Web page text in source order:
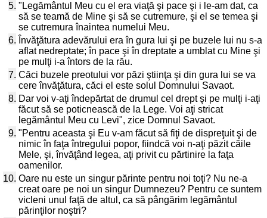
5. "Legământul Meu cu el era viaţă şi pace şi i le-am dat, ca
să se teamă de Mine şi să se cutremure, şi el se temea şi
se cutremura înaintea numelui Meu.
6. Învăţătura adevărului era în gura lui şi pe buzele lui nu s-a
aflat nedreptate; în pace şi în dreptate a umblat cu Mine şi
pe mulţi i-a întors de la rău.
7. Căci buzele preotului vor păzi ştiinţa şi din gura lui se va
cere învăţătura, căci el este solul Domnului Savaot.
8. Dar voi v-aţi îndepărtat de drumul cel drept şi pe mulţi i-aţi
făcut să se poticnească de la Lege. Voi aţi stricat
legământul Meu cu Levi", zice Domnul Savaot.
9. "Pentru aceasta şi Eu v-am făcut să fiţi de dispreţuit şi de
nimic în faţa întregului popor, fiindcă voi n-aţi păzit căile
Mele, şi, învăţând legea, aţi privit cu părtinire la faţa
oamenilor.
10. Oare nu este un singur părinte pentru noi toţi? Nu ne-a
creat oare pe noi un singur Dumnezeu? Pentru ce suntem
vicleni unul faţă de altul, ca să pângărim legământul
părinţilor noştri?